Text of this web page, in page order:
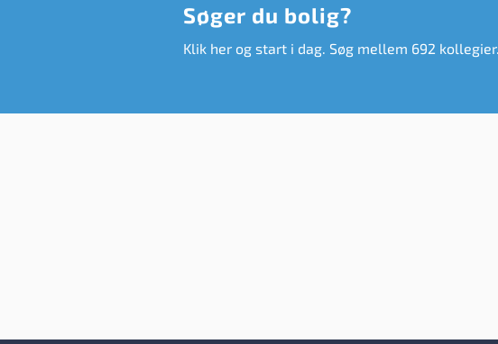
Søger du bolig?
Klik her og start i dag. Søg mellem 692 kollegier.